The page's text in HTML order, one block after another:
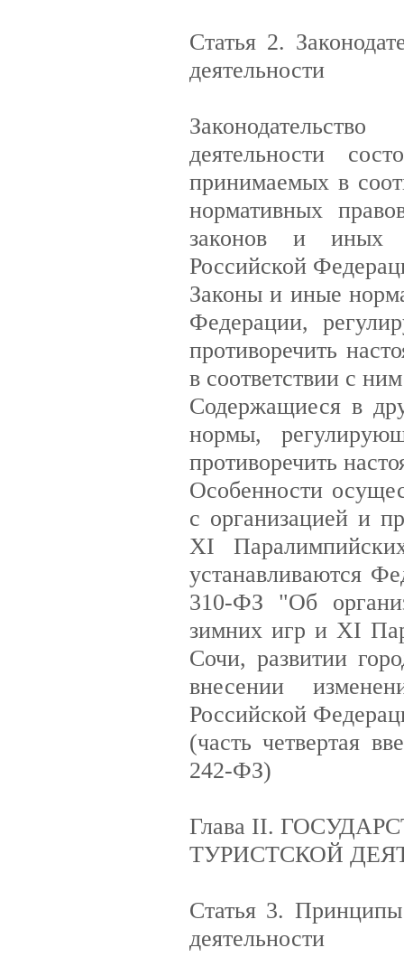
Статья 2.
деятельности
деятельности
принимаемых в
нормативных
законов и иных
Российской
Законы и иные
Федерации,
противоречить
в соответствии с
Содержащиеся в
нормы,
противоречить
Особенности
с организацией и
XI
устанавливаются
310-ФЗ "Об
зимних игр и XI
Сочи, развитии
внесении
Российской
(часть четвертая
242-ФЗ)
Глава II.
ТУРИСТСКОЙ
Статья 3. Принципы
деятельности